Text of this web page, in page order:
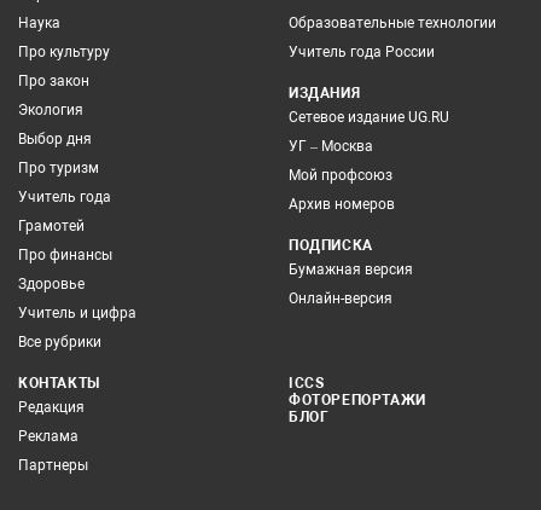
Наука
Про культуру
Про закон
Экология
Выбор дня
Про туризм
Учитель года
Грамотей
Про финансы
Здоровье
Учитель и цифра
Все рубрики
Образовательные технологии
Учитель года России
ИЗДАНИЯ
Сетевое издание UG.RU
УГ – Москва
Мой профсоюз
Архив номеров
ПОДПИСКА
Бумажная версия
Онлайн-версия
КОНТАКТЫ
Редакция
Реклама
Партнеры
ICCS
ФОТОРЕПОРТАЖИ
БЛОГ